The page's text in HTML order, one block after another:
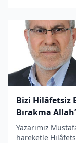
Bizi Hilâfetsiz
Bırakma
Yazarımız
hareketle